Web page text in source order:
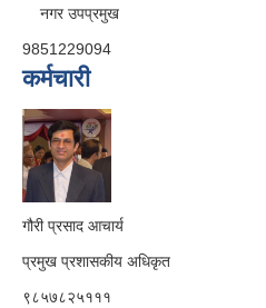
नगर उपप्रमुख
9851229094
कर्मचारी
गौरी प्रसाद आचार्य
प्रमुख प्रशासकीय अधिकृत
९८५७८२५१११